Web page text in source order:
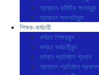
প্রাক্তন কমিটির সদস্যবৃন্দ
প্রাক্তন সভাপতিবৃন্দ
শিক্ষক-কর্মচারী
কর্মরত শিক্ষকবৃন্দ
কর্মরত কর্মচারীবৃন্দ
বর্তমান প্রতিষ্ঠান প্রধান
প্রাক্তন প্রতিষ্ঠান